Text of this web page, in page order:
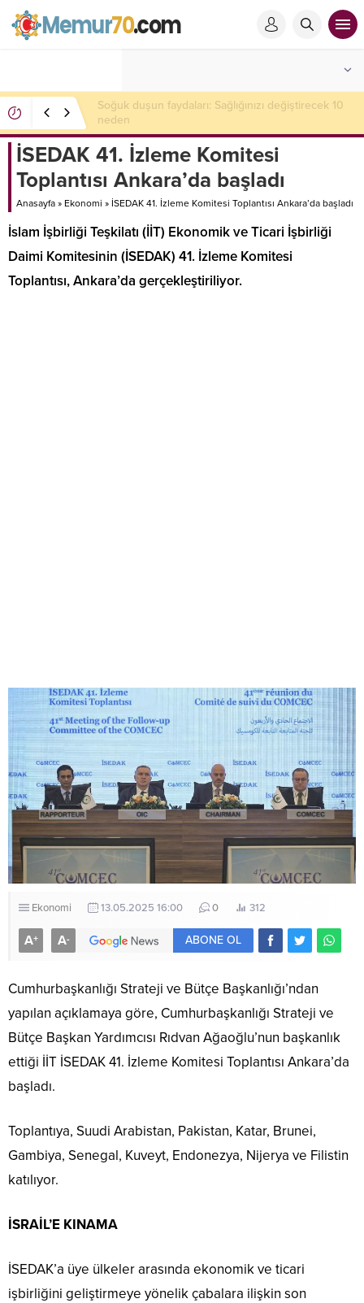
Soğuk duşun faydaları: Sağlığınızı değiştirecek 10
neden
İSEDAK 41. İzleme Komitesi
Toplantısı Ankara’da başladı
Anasayfa » Ekonomi » İSEDAK 41. İzleme Komitesi Toplantısı Ankara’da başladı
İslam İşbirliği Teşkilatı (İİT) Ekonomik ve Ticari İşbirliği
Daimi Komitesinin (İSEDAK) 41. İzleme Komitesi
Toplantısı, Ankara’da gerçekleştiriliyor.
Ekonomi 13.05.2025 16:00 0 312
A+ A- ABONE OL
Cumhurbaşkanlığı Strateji ve Bütçe Başkanlığı’ndan
yapılan açıklamaya göre, Cumhurbaşkanlığı Strateji ve
Bütçe Başkan Yardımcısı Rıdvan Ağaoğlu’nun başkanlık
ettiği İİT İSEDAK 41. İzleme Komitesi Toplantısı Ankara’da
başladı.
Toplantıya, Suudi Arabistan, Pakistan, Katar, Brunei,
Gambiya, Senegal, Kuveyt, Endonezya, Nijerya ve Filistin
katılıyor.
İSRAİL’E KINAMA
İSEDAK’a üye ülkeler arasında ekonomik ve ticari
işbirliğini geliştirmeye yönelik çabalara ilişkin son